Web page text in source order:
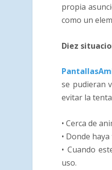
propia
como un
Diez
se pudieran
evitar la
• Cerca de
• Donde
• Cuando
uso.